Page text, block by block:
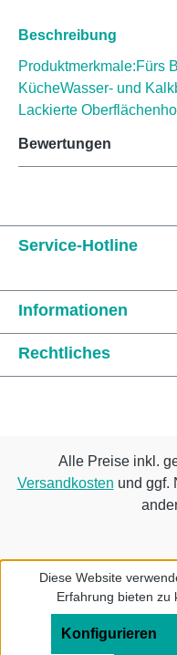
Beschreibung
Produktmerkmale:Fürs
KücheWasser- und
Lackierte
Bewertungen
Service-Hotline
Informationen
Rechtliches
Alle Preise inkl.
Versandkosten und ggf.
Diese Website
Erfahrung bieten zu
Konfigurieren